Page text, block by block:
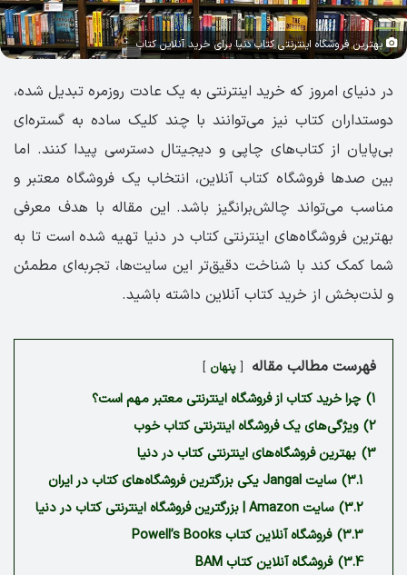
بهترین فروشگاه اینترنتی کتاب دنیا برای خرید آنلاین کتاب
در دنیای امروز که خرید اینترنتی به یک عادت روزمره تبدیل شده،
دوستداران کتاب نیز می‌توانند با چند کلیک ساده به گستره‌ای
بی‌پایان از کتاب‌های چاپی و دیجیتال دسترسی پیدا کنند. اما
بین صدها فروشگاه کتاب آنلاین، انتخاب یک فروشگاه معتبر و
مناسب می‌تواند چالش‌برانگیز باشد. این مقاله با هدف معرفی
بهترین فروشگاه‌های اینترنتی کتاب در دنیا تهیه شده است تا به
شما کمک کند با شناخت دقیق‌تر این سایت‌ها، تجربه‌ای مطمئن
و لذت‌بخش از خرید کتاب آنلاین داشته باشید.
فهرست مطالب مقاله پنهان
1) چرا خرید کتاب از فروشگاه اینترنتی معتبر مهم است؟
2) ویژگی‌های یک فروشگاه اینترنتی کتاب خوب
3) بهترین فروشگاه‌های اینترنتی کتاب در دنیا
3.1) سایت Jangal یکی بزرگترین فروشگاه‌های کتاب در ایران
3.2) سایت Amazon | بزرگترین فروشگاه اینترنتی کتاب در دنیا
3.3) فروشگاه آنلاین کتاب Powell’s Books
3.4) فروشگاه آنلاین کتاب BAM